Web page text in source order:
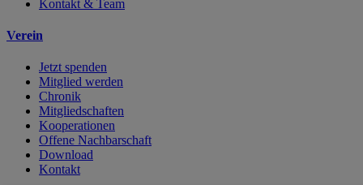
Kontakt & Team
Verein
Jetzt spenden
Mitglied werden
Chronik
Mitgliedschaften
Kooperationen
Offene Nachbarschaft
Download
Kontakt